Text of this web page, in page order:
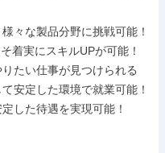
々な製品分野に挑戦可能！
着実にスキルUPが可能！
たい仕事が見つけられる
安定した環境で就業可能！
した待遇を実現可能！